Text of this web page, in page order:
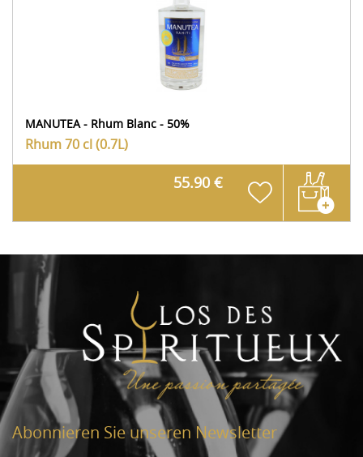
MANUTEA - Rhum Blanc - 50%
Rhum70 cl (0.7L)
55.90 €
Abonnieren Sie unseren Newsletter